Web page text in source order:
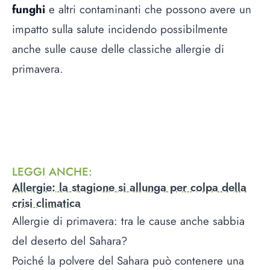
funghi e altri contaminanti che possono avere un
impatto sulla salute incidendo possibilmente
anche sulle cause delle classiche allergie di
primavera.
LEGGI ANCHE:
Allergie: la stagione si allunga per colpa della
crisi climatica
Allergie di primavera: tra le cause anche sabbia
del deserto del Sahara?
Poiché la polvere del Sahara può contenere una